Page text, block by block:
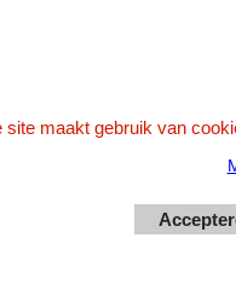
site maakt gebruik van